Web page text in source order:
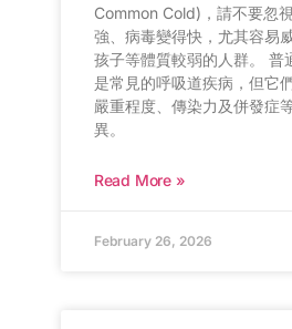
Common Cold)，請不要忽
強、病毒變得快，尤其容易
孩子等體質較弱的人群。 普
是常見的呼吸道疾病，但它
嚴重程度、傳染力及併發症
異。
Read More »
February 26, 2026